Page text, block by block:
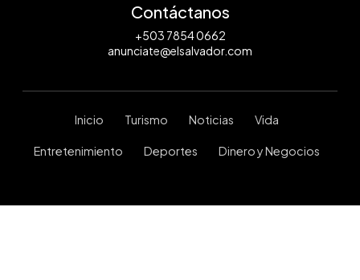
Contáctanos
+503 7854 0662
anunciate@elsalvador.com
Inicio Turismo Noticias Vida
Entretenimiento Deportes Dinero y Negocios